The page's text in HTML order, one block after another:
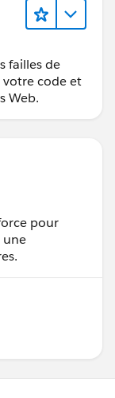
failles de
code et
Web.
pour
une